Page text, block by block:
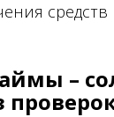
средств
–